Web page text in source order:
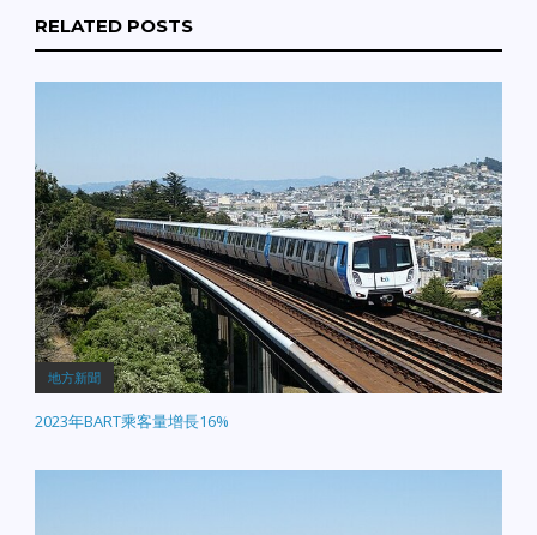
RELATED POSTS
地方新聞
2023年BART乘客量增長16%